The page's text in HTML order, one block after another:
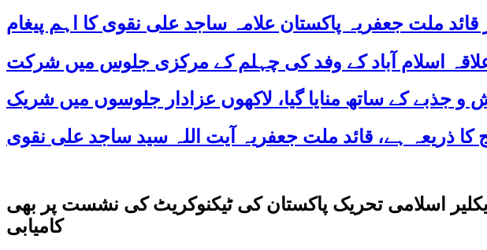
اسلام آباد کے وفد کی چہلم کے مرکزی جلوس میں شرکت
اسلامی تحریک پاکستان کی ٹیکنوکریٹ کی نشست پر بھی
کامیابی